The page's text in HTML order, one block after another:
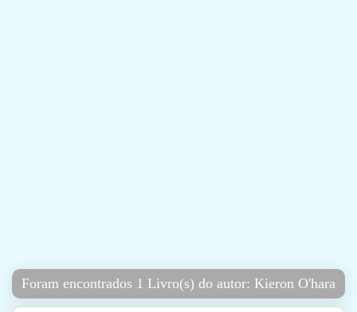
Foram encontrados 1 Livro(s) do autor: Kieron O'hara